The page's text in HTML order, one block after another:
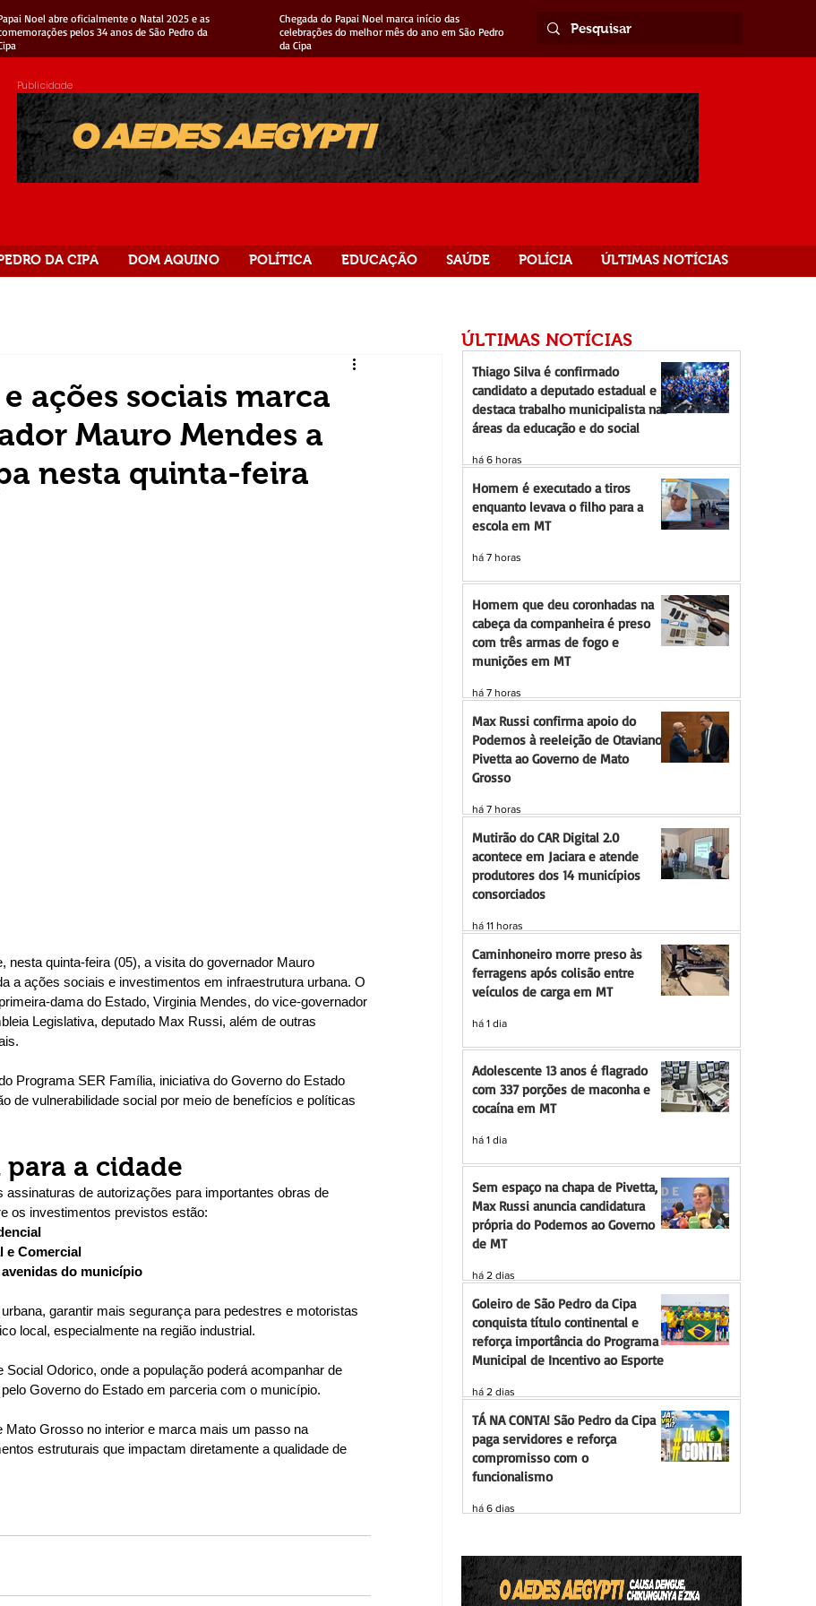
Noel abre oficialmente o Natal 2025 e as
pelos 34 anos de São Pedro da
Chegada do Papai Noel marca início das
celebrações do melhor mês do ano em São Pedro
da Cipa
Publicidade
DA CIPA DOM AQUINO POLÍTICA EDUCAÇÃO SAÚDE POLÍCIA ÚLTIMAS NOTÍCIAS
ações sociais marca
Mauro Mendes a
nesta quinta-feira
nesta quinta-feira (05), a visita do governador Mauro
a ações sociais e investimentos em infraestrutura urbana. O
dama do Estado, Virginia Mendes, do vice-governador
Legislativa, deputado Max Russi, além de outras
Programa SER Família, iniciativa do Governo do Estado
de vulnerabilidade social por meio de benefícios e políticas
a cidade
de autorizações para importantes obras de
os investimentos previstos estão:
e Comercial
do município
garantir mais segurança para pedestres e motoristas
local, especialmente na região industrial.
Odorico, onde a população poderá acompanhar de
Governo do Estado em parceria com o município.
Grosso no interior e marca mais um passo na
estruturais que impactam diretamente a qualidade de
ÚLTIMAS NOTÍCIAS
Thiago Silva é confirmado
candidato a deputado estadual e
destaca trabalho municipalista nas
áreas da educação e do social
há 6 horas
Homem é executado a tiros
enquanto levava o filho para a
escola em MT
há 7 horas
Homem que deu coronhadas na
cabeça da companheira é preso
com três armas de fogo e
munições em MT
há 7 horas
Max Russi confirma apoio do
Podemos à reeleição de Otaviano
Pivetta ao Governo de Mato
Grosso
há 7 horas
Mutirão do CAR Digital 2.0
acontece em Jaciara e atende
produtores dos 14 municípios
consorciados
há 11 horas
Caminhoneiro morre preso às
ferragens após colisão entre
veículos de carga em MT
há 1 dia
Adolescente 13 anos é flagrado
com 337 porções de maconha e
cocaína em MT
há 1 dia
Sem espaço na chapa de Pivetta,
Max Russi anuncia candidatura
própria do Podemos ao Governo
de MT
há 2 dias
Goleiro de São Pedro da Cipa
conquista título continental e
reforça importância do Programa
Municipal de Incentivo ao Esporte
há 2 dias
TÁ NA CONTA! São Pedro da Cipa
paga servidores e reforça
compromisso com o
funcionalismo
há 6 dias